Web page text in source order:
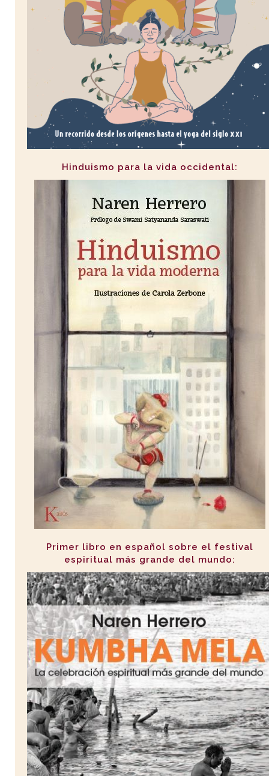
Hinduismo para la vida occidental:
Primer libro en español sobre el festival
espiritual más grande del mundo: